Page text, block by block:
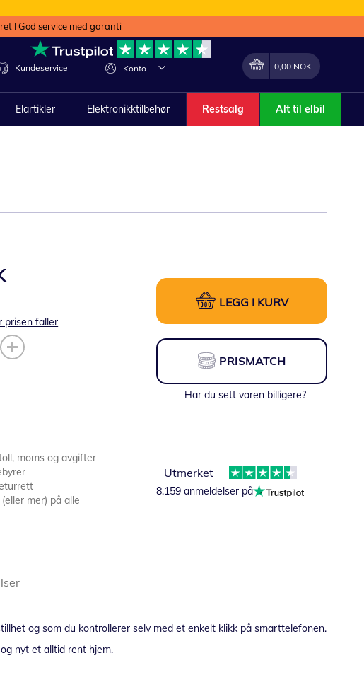
I God service med garanti
Konto Endring
Min handlekurv
0,00 NOK
Kundeservice
Elartikler Elektronikktilbehør Restsalg Alt til elbil
prisen faller
LEGG I KURV
PRISMATCH
Har du sett varen billigere?
moms og avgifter
mer) på alle
Utmerket
8,159 anmeldelser på
og som du kontrollerer selv med et enkelt klikk på smarttelefonen.
nyt et alltid rent hjem.